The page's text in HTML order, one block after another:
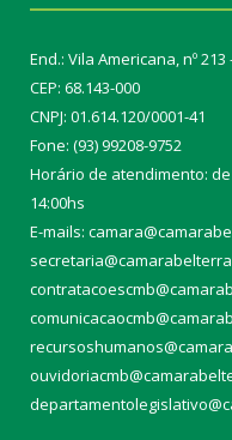
End.: Vila Americana, nº
CEP: 68.143-000
CNPJ: 01.614.120/0001-41
Fone: (93) 99208-9752
Horário de atendimento:
14:00hs
E-mails: